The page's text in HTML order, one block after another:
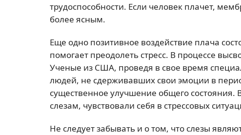
трудоспособности. Если человек плачет,
более ясным.
Еще одно позитивное воздействие плача
помогает преодолеть стресс. В процессе
Ученые из США, проведя в свое время
людей, не сдерживавших свои эмоции в
существенное улучшение общего
слезам, чувствовали себя в стрессовых
Не следует забывать и о том, что слезы